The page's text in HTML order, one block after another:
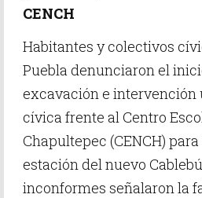
CENCH
Habitantes y colectivos
Puebla denunciaron el
excavación e intervención
cívica frente al Centro
Chapultepec (CENCH)
estación del nuevo
inconformes señalaron la